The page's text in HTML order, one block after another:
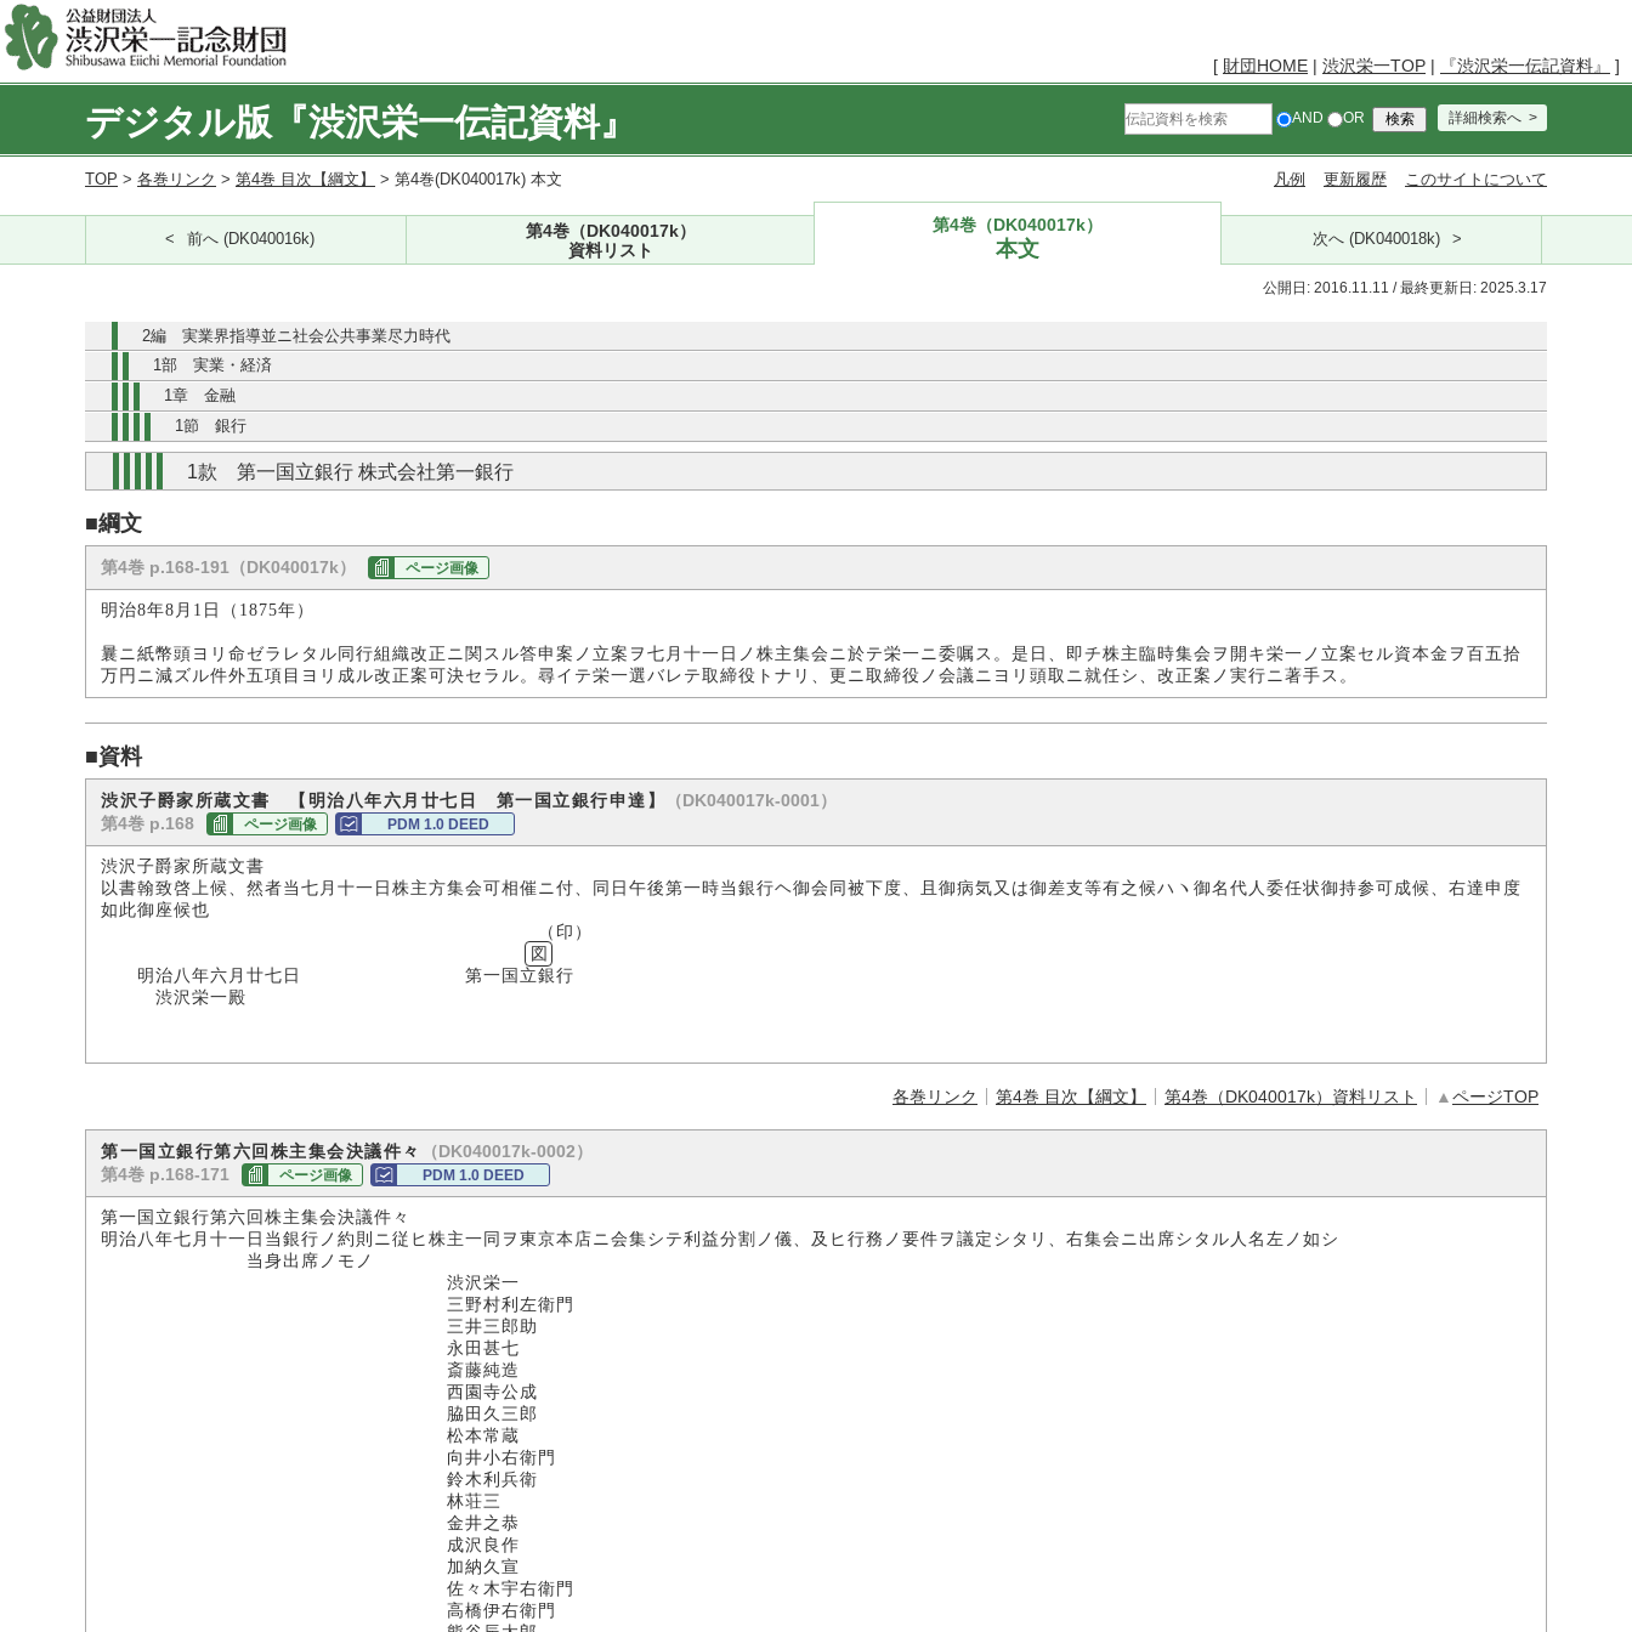
[ 財団HOME | 渋沢栄一TOP | 『渋沢栄一伝記資料』 ]
デジタル版『渋沢栄一伝記資料』 AND OR 詳細検索へ
TOP > 各巻リンク > 第4巻 目次【綱文】 > 第4巻(DK040017k) 本文 凡例 更新履歴 このサイトについて
前へ (DK040016k)
第4巻（DK040017k）
資料リスト
第4巻（DK040017k）
本文 次へ (DK040018k)
公開日: 2016.11.11 / 最終更新日: 2025.3.17
2編 実業界指導並ニ社会公共事業尽力時代
1部 実業・経済
1章 金融
1節 銀行
1款 第一国立銀行 株式会社第一銀行
■綱文
第4巻 p.168-191（DK040017k） ページ画像
明治8年8月1日（1875年）
曩ニ紙幣頭ヨリ命ゼラレタル同行組織改正ニ関スル答申案ノ立案ヲ七月十一日ノ株主集会ニ於テ栄一ニ委嘱ス。是日、即チ株主臨時集会ヲ開キ栄一ノ立案セル資本金ヲ百五拾
万円ニ減ズル件外五項目ヨリ成ル改正案可決セラル。尋イテ栄一選バレテ取締役トナリ、更ニ取締役ノ会議ニヨリ頭取ニ就任シ、改正案ノ実行ニ著手ス。
■資料
渋沢子爵家所蔵文書 【明治八年六月廿七日 第一国立銀行申達】
（DK040017k-0001）
第4巻 p.168
ページ画像 PDM 1.0 DEED
渋沢子爵家所蔵文書
以書翰致啓上候、然者当七月十一日株主方集会可相催ニ付、同日午後第一時当銀行ヘ御会同被下度、且御病気又は御差支等有之候ハヽ御名代人委任状御持参可成候、右達申度
如此御座候也
（印）
図
明治八年六月廿七日 第一国立銀行
渋沢栄一殿
各巻リンク 第4巻 目次【綱文】 第4巻（DK040017k）資料リスト ▲ページTOP
第一国立銀行第六回株主集会決議件々
（DK040017k-0002）
第4巻 p.168-171
ページ画像 PDM 1.0 DEED
第一国立銀行第六回株主集会決議件々
明治八年七月十一日当銀行ノ約則ニ従ヒ株主一同ヲ東京本店ニ会集シテ利益分割ノ儀、及ヒ行務ノ要件ヲ議定シタリ、右集会ニ出席シタル人名左ノ如シ
当身出席ノモノ
渋沢栄一
三野村利左衛門
三井三郎助
永田甚七
斎藤純造
西園寺公成
脇田久三郎
松本常蔵
向井小右衛門
鈴木利兵衛
林荘三
金井之恭
成沢良作
加納久宣
佐々木宇右衛門
高橋伊右衛門